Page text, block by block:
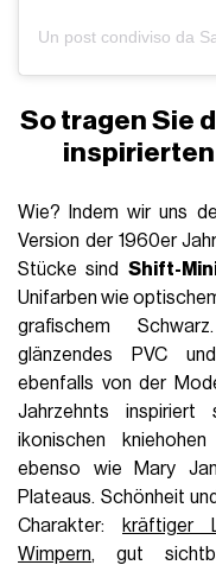
So tragen Sie
inspirierten
Wie? Indem wir uns
Version der 1960er
Stücke sind Shift-
Unifarben wie
grafischem
glänzendes PVC
ebenfalls von der
Jahrzehnts
ikonischen
ebenso wie Mary
Plateaus. Schönheit
Charakter:
kräftiger
Wimpern, gut